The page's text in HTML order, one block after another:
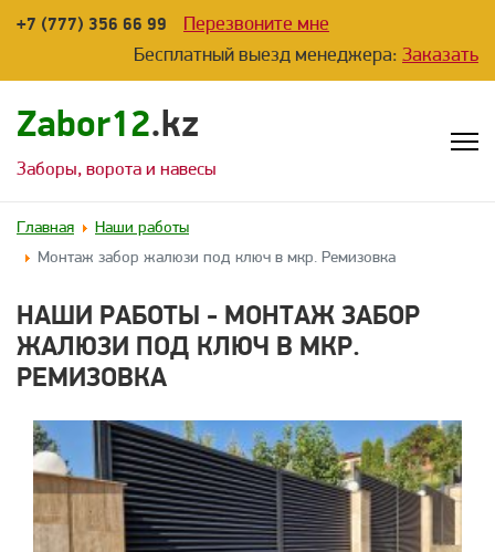
+7 (777) 356 66 99
Перезвоните мне
Бесплатный выезд менеджера: Заказать
Zabor12.kz
Заборы, ворота и навесы
Главная
Наши работы
Монтаж забор жалюзи под ключ в мкр. Ремизовка
НАШИ РАБОТЫ - МОНТАЖ ЗАБОР
ЖАЛЮЗИ ПОД КЛЮЧ В МКР.
РЕМИЗОВКА